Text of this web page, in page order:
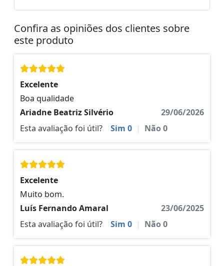
Confira as opiniões dos clientes sobre
este produto
Excelente
Boa qualidade
Ariadne Beatriz Silvério
29/06/2026
Esta avaliação foi útil?
Sim 0 | Não0
Excelente
Muito bom.
Luís Fernando Amaral
23/06/2025
Esta avaliação foi útil?
Sim 0 | Não0